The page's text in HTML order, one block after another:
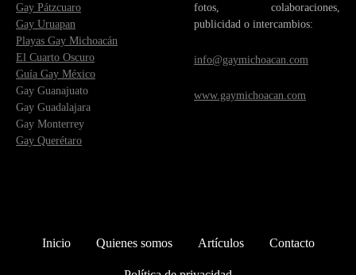
Gay Pátzcuaro
Gay Uruapan
Playas Gay Michoacán
El Cuarto Oscuro
Guía Gay México
Gay Guanajuato
Gay Guadalajara
Gay Monterrey
Gay Querétaro
fotos, colaboraciones,
publicidad o intercambios:
info@gaymichoacan.com
www.gaymichoacan.com
Inicio Quienes somos Artículos Contacto